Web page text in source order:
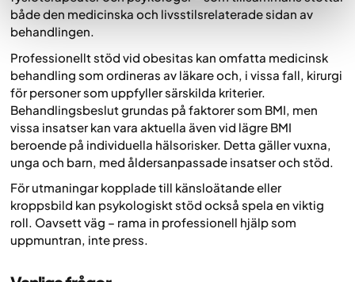
både den medicinska och livsstilsrelaterade sidan av
behandlingen.
Professionellt stöd vid obesitas kan omfatta medicinsk
behandling som ordineras av läkare och, i vissa fall, kirurgi
för personer som uppfyller särskilda kriterier.
Behandlingsbeslut grundas på faktorer som BMI, men
vissa insatser kan vara aktuella även vid lägre BMI
beroende på individuella hälsorisker. Detta gäller vuxna,
unga och barn, med åldersanpassade insatser och stöd.
För utmaningar kopplade till känsloätande eller
kroppsbild kan psykologiskt stöd också spela en viktig
roll. Oavsett väg – rama in professionell hjälp som
uppmuntran, inte press.